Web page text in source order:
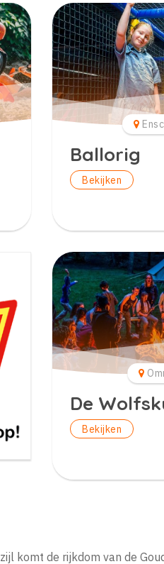
Ballorig
Bekijken
De
Bekijken
komt de rijkdom van de